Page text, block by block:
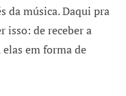
da música. Daqui pra
isso: de receber a
elas em forma de